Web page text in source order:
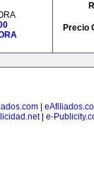
Precio
|
| e-